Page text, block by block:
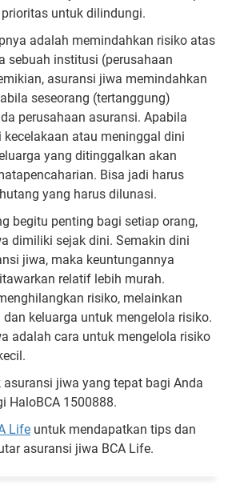
untuk dilindungi.
adalah memindahkan risiko atas
sebuah institusi (perusahaan
asuransi jiwa memindahkan
seseorang (tertanggung)
perusahaan asuransi. Apabila
atau meninggal dini
yang ditinggalkan akan
Bisa jadi harus
yang harus dilunasi.
begitu penting bagi setiap orang,
dimiliki sejak dini. Semakin dini
jiwa, maka keuntungannya
relatif lebih murah.
risiko, melainkan
keluarga untuk mengelola risiko.
adalah cara untuk mengelola risiko
asuransi jiwa yang tepat bagi Anda
HaloBCA 1500888.
Life untuk mendapatkan tips dan
asuransi jiwa BCA Life.